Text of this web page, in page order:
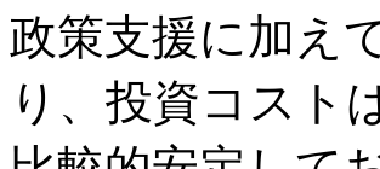
政策支援に加え
り、投資コスト